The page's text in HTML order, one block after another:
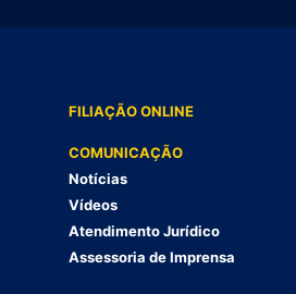
FILIAÇÃO ONLINE
COMUNICAÇÃO
Notícias
Vídeos
Atendimento Jurídico
Assessoria de Imprensa